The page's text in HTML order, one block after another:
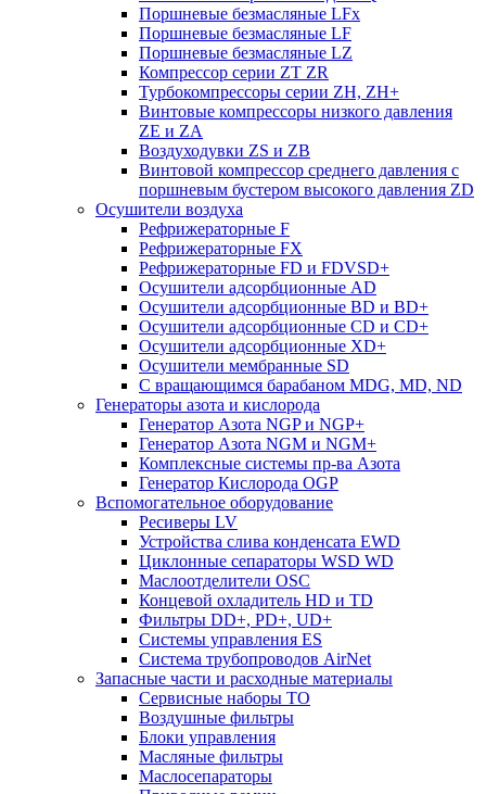
Поршневые безмасляные LFx
Поршневые безмасляные LF
Поршневые безмасляные LZ
Компрессор серии ZT ZR
Турбокомпрессоры серии ZH, ZH+
Винтовые компрессоры низкого давления
ZE и ZA
Воздуходувки ZS и ZB
Винтовой компрессор среднего давления с
поршневым бустером высокого давления ZD
Осушители воздуха
Рефрижераторные F
Рефрижераторные FX
Рефрижераторные FD и FDVSD+
Осушители адсорбционные AD
Осушители адсорбционные BD и BD+
Осушители адсорбционные СD и CD+
Осушители адсорбционные XD+
Осушители мембранные SD
C вращающимся барабаном MDG, MD, ND
Генераторы азота и кислорода
Генератор Азота NGP и NGP+
Генератор Азота NGM и NGM+
Комплексные системы пр-ва Азота
Генератор Кислорода OGP
Вспомогательное оборудование
Ресиверы LV
Устройства слива конденсата EWD
Циклонные сепараторы WSD WD
Маслоотделители OSC
Концевой охладитель HD и TD
Фильтры DD+, PD+, UD+
Системы управления ES
Система трубопроводов AirNet
Запасные части и расходные материалы
Сервисные наборы ТО
Воздушные фильтры
Блоки управления
Масляные фильтры
Маслосепараторы